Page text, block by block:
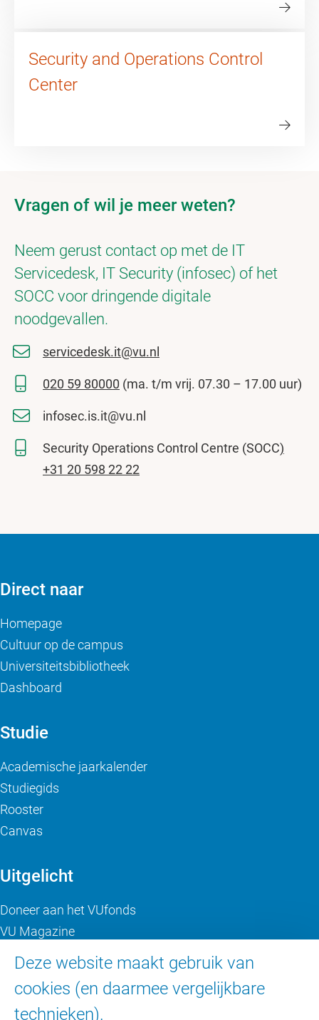
Security and Operations Control
Center
Vragen of wil je meer weten?
Neem gerust contact op met de IT
Servicedesk, IT Security (infosec) of het
SOCC voor dringende digitale
noodgevallen.
servicedesk.it@vu.nl
020 59 80000 (ma. t/m vrij. 07.30 – 17.00 uur)
infosec.is.it@vu.nl
Security Operations Control Centre (SOCC)
+31 20 598 22 22
Deze website maakt gebruik van
cookies (en daarmee vergelijkbare
technieken).
Direct naar
Homepage
Cultuur op de campus
Universiteitsbibliotheek
Dashboard
Studie
Academische jaarkalender
Studiegids
Rooster
Canvas
Uitgelicht
Doneer aan het VUfonds
VU Magazine